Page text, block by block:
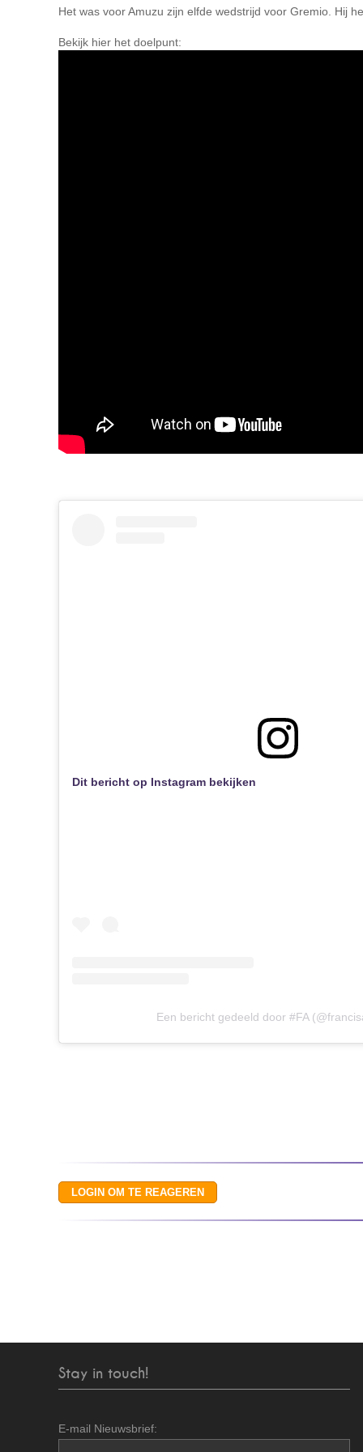
Het was voor Amuzu zijn elfde wedstrijd voor Gremio. Hij
Bekijk hier het doelpunt:
Dit bericht op Instagram bekijken
Een bericht gedeeld door #FA
Stay in touch!
E-mail Nieuwsbrief: